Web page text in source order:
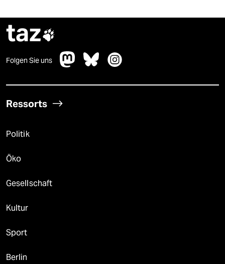
taz
Folgen Sie uns
Ressorts
Politik
Öko
Gesellschaft
Kultur
Sport
Berlin